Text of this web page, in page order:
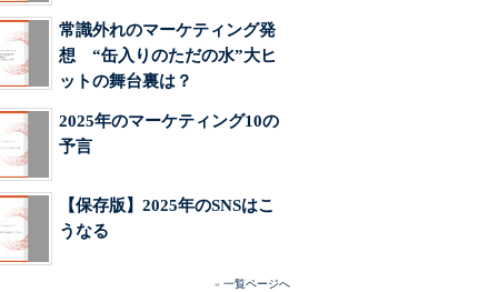
常識外れのマーケティング発
想 “缶入りのただの水”大ヒ
ットの舞台裏は？
2025年のマーケティング10の
予言
【保存版】2025年のSNSはこ
うなる
» 一覧ページへ